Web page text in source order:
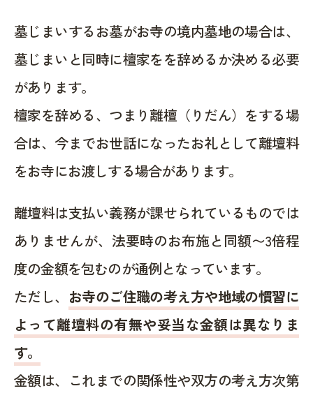
墓じまいするお墓がお寺の境内墓地の場合は、
墓じまいと同時に檀家をを辞めるか決める必要
があります。
檀家を辞める、つまり離檀（りだん）をする場
合は、今までお世話になったお礼として離壇料
をお寺にお渡しする場合があります。
離壇料は支払い義務が課せられているものでは
ありませんが、法要時のお布施と同額〜3倍程
度の金額を包むのが通例となっています。
ただし、 お寺のご住職の考え方や地域の慣習に
よって離壇料の有無や妥当な金額は異なりま
す。
金額は、これまでの関係性や双方の考え方次第